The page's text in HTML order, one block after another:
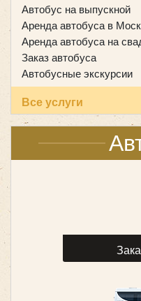
Автобус на выпускной
Аренда автобуса в
Аренда автобуса на
Заказ автобуса
Автобусные экскурсии
Все услуги